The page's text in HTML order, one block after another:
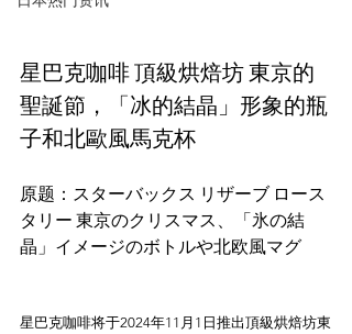
星巴克咖啡 頂級烘焙坊 東京的
聖誕節，「冰的結晶」形象的瓶
子和北歐風馬克杯
原题：スターバックス リザーブ ロース
タリー 東京のクリスマス、「氷の結
星巴克咖啡将于2024年11月1日推出頂級烘焙坊東